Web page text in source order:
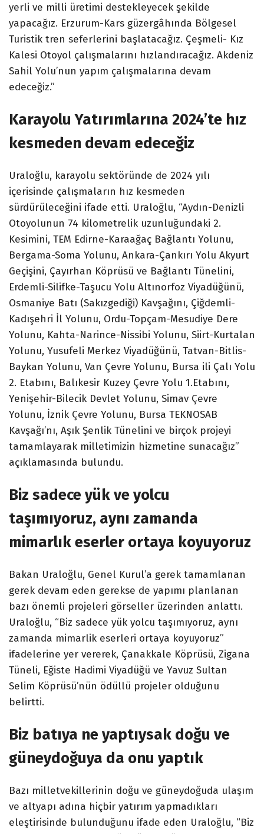
yerli ve milli üretimi destekleyecek şekilde
yapacağız. Erzurum-Kars güzergâhında Bölgesel
Turistik tren seferlerini başlatacağız. Çeşmeli- Kız
Kalesi Otoyol çalışmalarını hızlandıracağız. Akdeniz
Sahil Yolu’nun yapım çalışmalarına devam
edeceğiz.”
Karayolu Yatırımlarına 2024’te hız
kesmeden devam edeceğiz
Uraloğlu, karayolu sektöründe de 2024 yılı
içerisinde çalışmaların hız kesmeden
sürdürüleceğini ifade etti. Uraloğlu, “Aydın-Denizli
Otoyolunun 74 kilometrelik uzunluğundaki 2.
Kesimini, TEM Edirne-Karaağaç Bağlantı Yolunu,
Bergama-Soma Yolunu, Ankara-Çankırı Yolu Akyurt
Geçişini, Çayırhan Köprüsü ve Bağlantı Tünelini,
Erdemli-Silifke-Taşucu Yolu Altınorfoz Viyadüğünü,
Osmaniye Batı (Sakızgediği) Kavşağını, Çiğdemli-
Kadışehri İl Yolunu, Ordu-Topçam-Mesudiye Dere
Yolunu, Kahta-Narince-Nissibi Yolunu, Siirt-Kurtalan
Yolunu, Yusufeli Merkez Viyadüğünü, Tatvan-Bitlis-
Baykan Yolunu, Van Çevre Yolunu, Bursa ili Çalı Yolu
2. Etabını, Balıkesir Kuzey Çevre Yolu 1.Etabını,
Yenişehir-Bilecik Devlet Yolunu, Simav Çevre
Yolunu, İznik Çevre Yolunu, Bursa TEKNOSAB
Kavşağı’nı, Aşık Şenlik Tünelini ve birçok projeyi
tamamlayarak milletimizin hizmetine sunacağız”
açıklamasında bulundu.
Biz sadece yük ve yolcu
taşımıyoruz, aynı zamanda
mimarlık eserler ortaya koyuyoruz
Bakan Uraloğlu, Genel Kurul’a gerek tamamlanan
gerek devam eden gerekse de yapımı planlanan
bazı önemli projeleri görseller üzerinden anlattı.
Uraloğlu, “Biz sadece yük yolcu taşımıyoruz, aynı
zamanda mimarlik eserleri ortaya koyuyoruz”
ifadelerine yer vererek, Çanakkale Köprüsü, Zigana
Tüneli, Eğiste Hadimi Viyadüğü ve Yavuz Sultan
Selim Köprüsü’nün ödüllü projeler olduğunu
belirtti.
Biz batıya ne yaptıysak doğu ve
güneydoğuya da onu yaptık
Bazı milletvekillerinin doğu ve güneydoğuda ulaşım
ve altyapı adına hiçbir yatırım yapmadıkları
eleştirisinde bulunduğunu ifade eden Uraloğlu, “Biz